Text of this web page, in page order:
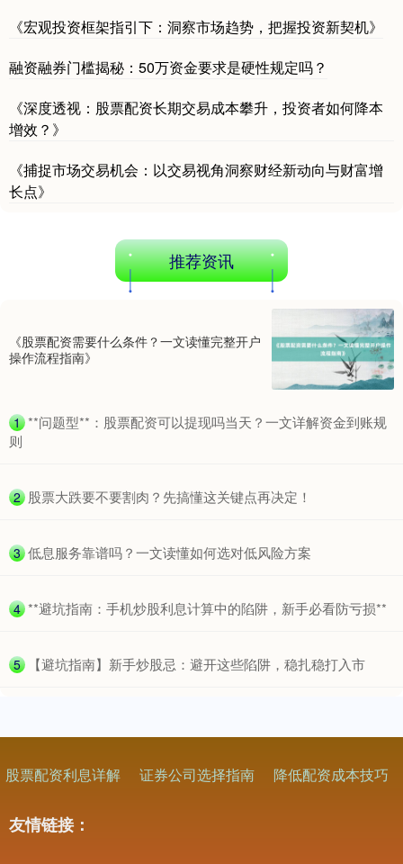
《宏观投资框架指引下：洞察市场趋势，把握投资新契机》
融资融券门槛揭秘：50万资金要求是硬性规定吗？
《深度透视：股票配资长期交易成本攀升，投资者如何降本
增效？》
《捕捉市场交易机会：以交易视角洞察财经新动向与财富增
长点》
推荐资讯
《股票配资需要什么条件？一文读懂完整开户
操作流程指南》
1 ​**问题型**：股票配资可以提现吗当天？一文详解资金到账规
则
2 ​股票大跌要不要割肉？先搞懂这关键点再决定！
3 ​低息服务靠谱吗？一文读懂如何选对低风险方案
4 ​**避坑指南：手机炒股利息计算中的陷阱，新手必看防亏损**
5 ​【避坑指南】新手炒股忌：避开这些陷阱，稳扎稳打入市
股票配资利息详解 证券公司选择指南 降低配资成本技巧
友情链接：